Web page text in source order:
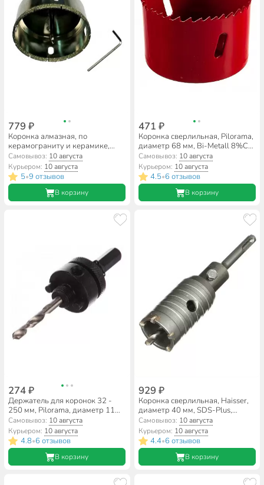
779 ₽
Коронка алмазная, по
керамограниту и керамике,
Росомаха, диаметр 68 мм,
цилиндрический хвостовик, с
центрирующим сверлом,
723068
Самовывоз: 10 августа
Курьером: 10 августа
5•9 отзывов
В корзину
471 ₽
Коронка сверлильная, Pilorama,
диаметр 68 мм, Bi-Metall 8%Co,
570068
Самовывоз: 10 августа
Курьером: 10 августа
4.5•6 отзывов
В корзину
274 ₽
Держатель для коронок 32 -
250 мм, Pilorama, диаметр 11
мм, шестигранник, 570002
Самовывоз: 10 августа
Курьером: 10 августа
4.8•6 отзывов
В корзину
929 ₽
Коронка сверлильная, Haisser,
диаметр 40 мм, SDS-Plus,
HS104051
Самовывоз: 10 августа
Курьером: 10 августа
4.4•6 отзывов
В корзину